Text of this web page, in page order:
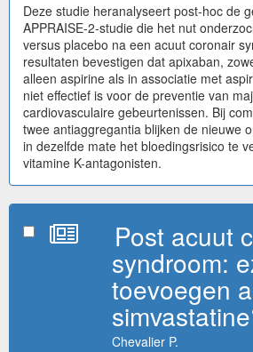
Deze studie heranalyseert post-hoc de
APPRAISE-2-studie die het nut
versus placebo na een acuut coronair
resultaten bevestigen dat apixaban,
alleen aspirine als in associatie met
niet effectief is voor de preventie van
cardiovasculaire gebeurtenissen. Bij
twee antiaggregantia blijken de nieuwe
in dezelfde mate het bloedingsrisico te
vitamine K-antagonisten.
Post acuut
syndroom:
toevoegen
Chevalier P.